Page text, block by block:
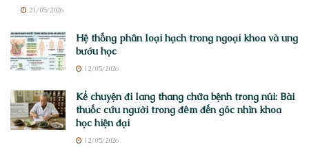
21/05/2026
Hệ thống phân loại hạch trong ngoại khoa và ung
bướu học
12/05/2026
Kể chuyện đi lang thang chữa bệnh trong núi: Bài
thuốc cứu người trong đêm đến góc nhìn khoa
học hiện đại
12/05/2026